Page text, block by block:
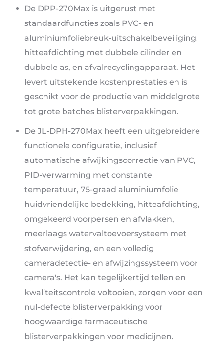
De DPP-270Max is uitgerust met
standaardfuncties zoals PVC- en
aluminiumfoliebreuk-uitschakelbeveiliging,
hitteafdichting met dubbele cilinder en
dubbele as, en afvalrecyclingapparaat. Het
levert uitstekende kostenprestaties en is
geschikt voor de productie van middelgrote
tot grote batches blisterverpakkingen.
De JL-DPH-270Max heeft een uitgebreidere
functionele configuratie, inclusief
automatische afwijkingscorrectie van PVC,
PID-verwarming met constante
temperatuur, 75-graad aluminiumfolie
huidvriendelijke bedekking, hitteafdichting,
omgekeerd voorpersen en afvlakken,
meerlaags watervaltoevoersysteem met
stofverwijdering, en een volledig
cameradetectie- en afwijzingssysteem voor
camera's. Het kan tegelijkertijd tellen en
kwaliteitscontrole voltooien, zorgen voor een
nul-defecte blisterverpakking voor
hoogwaardige farmaceutische
blisterverpakkingen voor medicijnen.